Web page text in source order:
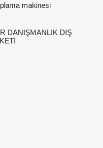
makinesi
DANIŞMANLIK DIŞ